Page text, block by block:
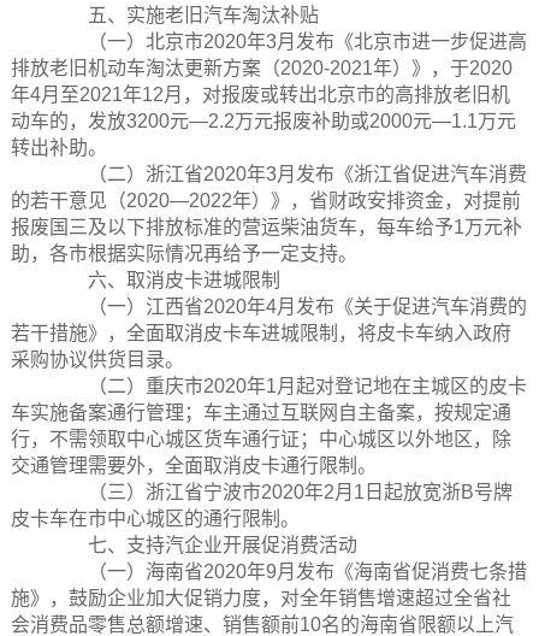
五、实施老旧汽车淘汰补贴
（一）北京市2020年3月发布《北京市进一步促进高
排放老旧机动车淘汰更新方案（2020-2021年）》，于2020
年4月至2021年12月，对报废或转出北京市的高排放老旧机
动车的，发放3200元—2.2万元报废补助或2000元—1.1万元
转出补助。
（二）浙江省2020年3月发布《浙江省促进汽车消费
的若干意见（2020—2022年）》，省财政安排资金，对提前
报废国三及以下排放标准的营运柴油货车，每车给予1万元补
助，各市根据实际情况再给予一定支持。
六、取消皮卡进城限制
（一）江西省2020年4月发布《关于促进汽车消费的
若干措施》，全面取消皮卡车进城限制，将皮卡车纳入政府
采购协议供货目录。
（二）重庆市2020年1月起对登记地在主城区的皮卡
车实施备案通行管理；车主通过互联网自主备案，按规定通
行，不需领取中心城区货车通行证；中心城区以外地区，除
交通管理需要外，全面取消皮卡通行限制。
（三）浙江省宁波市2020年2月1日起放宽浙B号牌
皮卡车在市中心城区的通行限制。
七、支持汽企业开展促消费活动
（一）海南省2020年9月发布《海南省促消费七条措
施》，鼓励企业加大促销力度，对全年销售增速超过全省社
会消费品零售总额增速、销售额前10名的海南省限额以上汽